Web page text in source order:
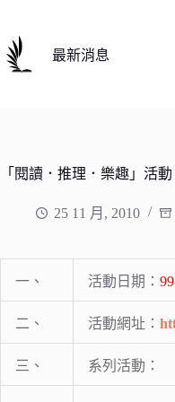
主
要
最新消息
「閱讀．推理．樂趣」活
25 11 月, 2010
一、 活動日期：
二、 活動網址：
三、 系列活動：